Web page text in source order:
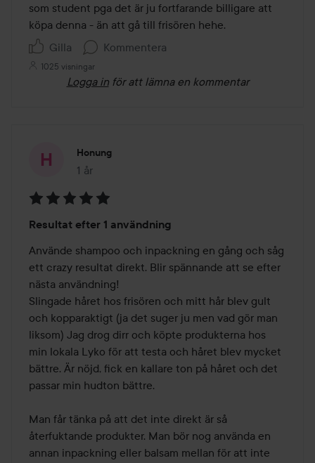
som student pga det är ju fortfarande billigare att
köpa denna - än att gå till frisören hehe.
Gilla
Kommentera
1025 visningar
Logga in för att lämna en kommentar
Honung
1 år
Inlägget skapades 1 år
5
av
5
Resultat efter 1 användning
Använde shampoo och inpackning en gång och såg
ett crazy resultat direkt. Blir spännande att se efter
nästa användning!
Slingade håret hos frisören och mitt hår blev gult
och kopparaktigt (ja det suger ju men vad gör man
liksom) Jag drog dirr och köpte produkterna hos
min lokala Lyko för att testa och håret blev mycket
bättre. Är nöjd, fick en kallare ton på håret och det
passar min hudton bättre.
Man får tänka på att det inte direkt är så
återfuktande produkter. Man bör nog använda en
annan inpackning eller balsam mellan för att inte